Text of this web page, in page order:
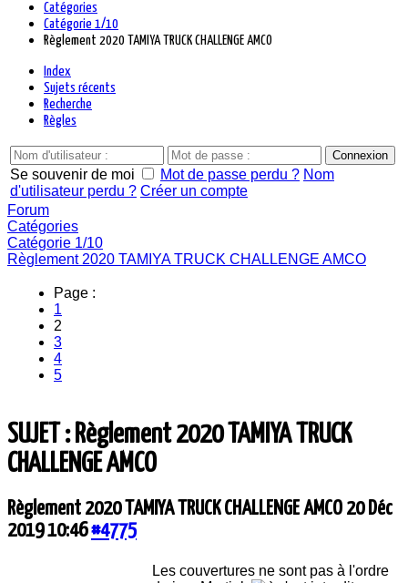
Catégories
Catégorie 1/10
Règlement 2020 TAMIYA TRUCK CHALLENGE AMCO
Index
Sujets récents
Recherche
Règles
Se souvenir de moi Mot de passe perdu ? Nom
d'utilisateur perdu ? Créer un compte
Forum
Catégories
Catégorie 1/10
Règlement 2020 TAMIYA TRUCK CHALLENGE AMCO
Page :
1
2
3
4
5
SUJET : Règlement 2020 TAMIYA TRUCK
CHALLENGE AMCO
Règlement 2020 TAMIYA TRUCK CHALLENGE AMCO 20 Déc
2019 10:46#4775
Les couvertures ne sont pas à l'ordre